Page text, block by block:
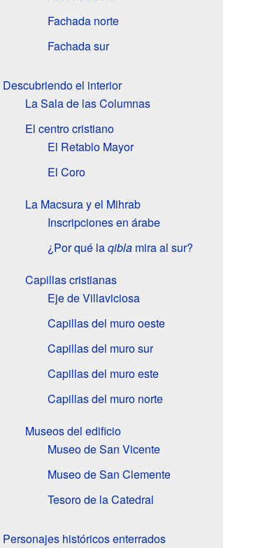
Fachada norte
Fachada sur
Descubriendo el interior
La Sala de las Columnas
El centro cristiano
El Retablo Mayor
El Coro
La Macsura y el Mihrab
Inscripciones en árabe
¿Por qué laqiblamira al sur?
Capillas cristianas
Eje de Villaviciosa
Capillas del muro oeste
Capillas del muro sur
Capillas del muro este
Capillas del muro norte
Museos del edificio
Museo de San Vicente
Museo de San Clemente
Tesoro de la Catedral
Personajes históricos enterrados